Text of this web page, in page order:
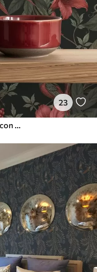
23
Motivi floreali della giungla oscura con uccelli e farfalle